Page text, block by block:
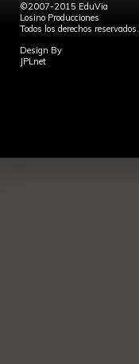
©2007-2015 EduVia
Losino Producciones
Todos los derechos reservados.
Design By
JPLnet